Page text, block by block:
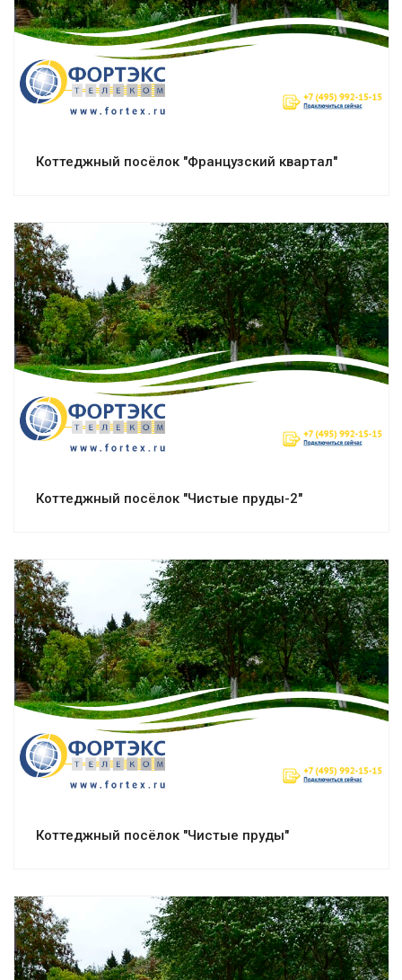
Смотреть проект
Коттеджный посёлок "Французский квартал"
Смотреть проект
Коттеджный посёлок "Чистые пруды-2"
Смотреть проект
Коттеджный посёлок "Чистые пруды"